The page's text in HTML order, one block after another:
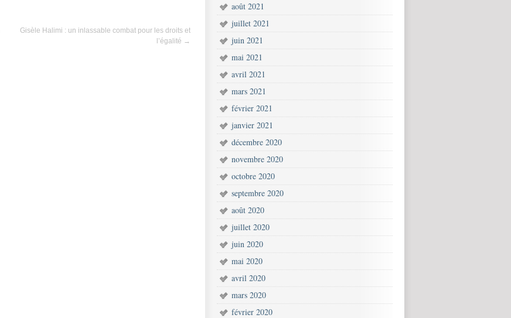
Gisèle Halimi : un inlassable combat pour les droits et
l’égalité →
août 2021
juillet 2021
juin 2021
mai 2021
avril 2021
mars 2021
février 2021
janvier 2021
décembre 2020
novembre 2020
octobre 2020
septembre 2020
août 2020
juillet 2020
juin 2020
mai 2020
avril 2020
mars 2020
février 2020